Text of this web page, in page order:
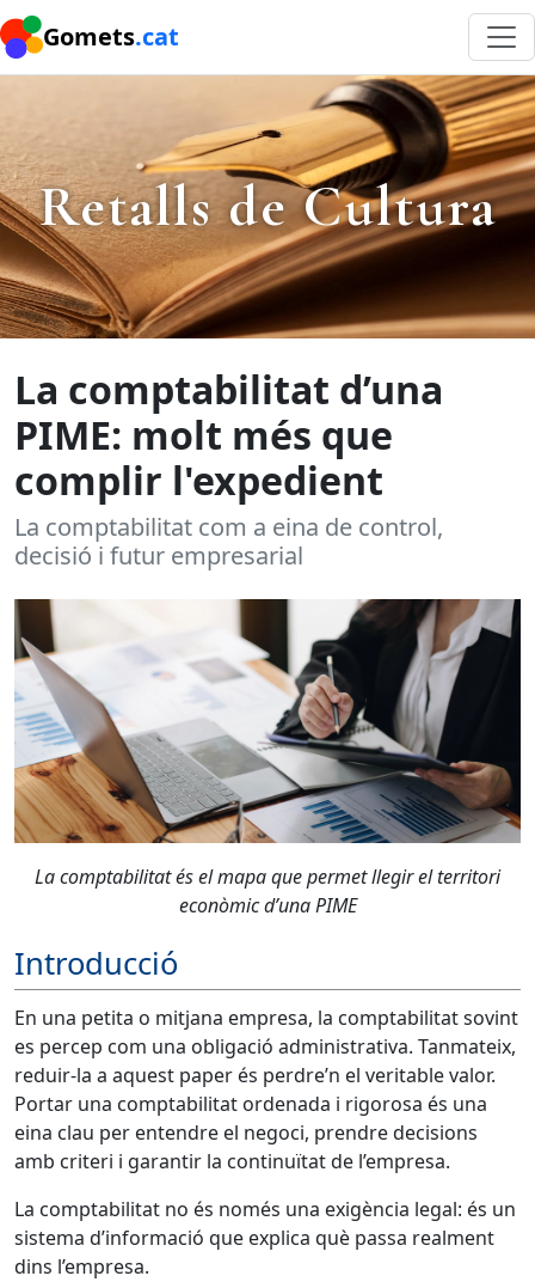
Gomets.cat
Retalls de Cultura
La comptabilitat d’una
PIME: molt més que
complir l'expedient
La comptabilitat com a eina de control,
decisió i futur empresarial
La comptabilitat és el mapa que permet llegir el territori
econòmic d’una PIME
Introducció
En una petita o mitjana empresa, la comptabilitat sovint
es percep com una obligació administrativa. Tanmateix,
reduir-la a aquest paper és perdre’n el veritable valor.
Portar una comptabilitat ordenada i rigorosa és una
eina clau per entendre el negoci, prendre decisions
amb criteri i garantir la continuïtat de l’empresa.
La comptabilitat no és només una exigència legal: és un
sistema d’informació que explica què passa realment
dins l’empresa.